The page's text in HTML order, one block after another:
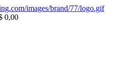
0,00